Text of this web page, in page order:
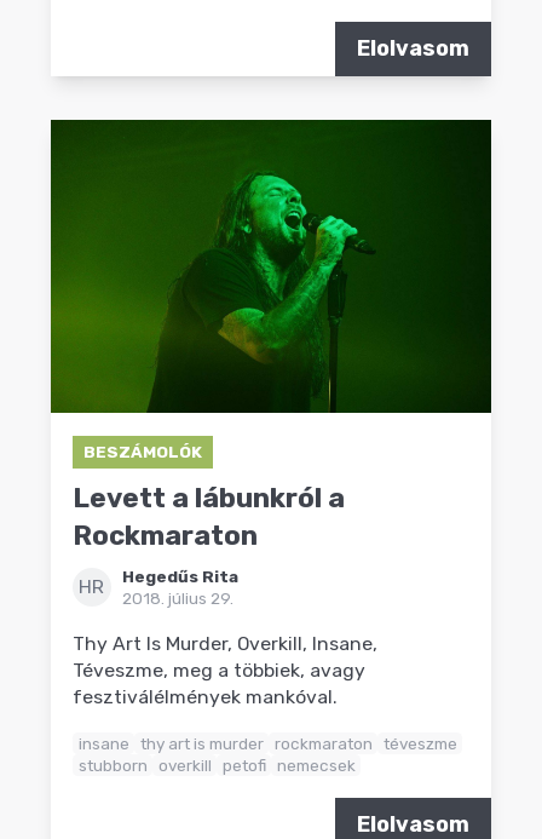
Elolvasom
BESZÁMOLÓK
Levett a lábunkról a
Rockmaraton
HR
Hegedűs Rita
2018. július 29.
Thy Art Is Murder, Overkill, Insane,
Téveszme, meg a többiek, avagy
fesztiválélmények mankóval.
insane thy art is murder rockmaraton
téveszme
stubborn
overkill petofi nemecsek
Elolvasom